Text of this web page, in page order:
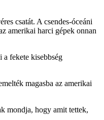
csatát. A csendes-óceáni
amerikai harci gépek onnan
fekete kisebbség
magasba az amerikai
mondja, hogy amit tettek,